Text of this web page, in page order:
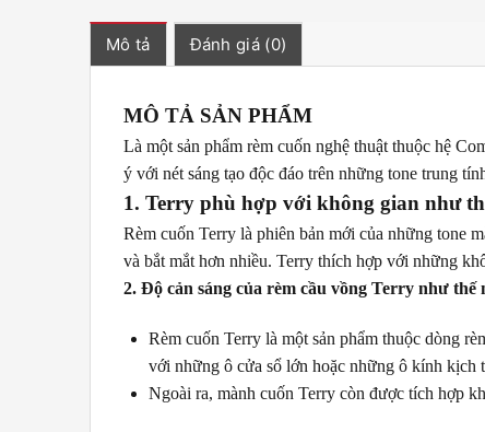
Mô tả Đánh giá (0)
MÔ TẢ SẢN PHẨM
Là một sản phẩm rèm cuốn nghệ thuật thuộc hệ
ý với nét sáng tạo độc đáo trên những tone trung
1. Terry phù hợp với không gian như
Rèm cuốn Terry là phiên bản mới của những tone
và bắt mắt hơn nhiều. Terry thích hợp với những
2. Độ cản sáng của rèm cầu vồng Terry như thế
Rèm cuốn Terry là một sản phẩm thuộc dòng
với những ô cửa sổ lớn hoặc những ô kính kịch
Ngoài ra, mành cuốn Terry còn được tích hợp